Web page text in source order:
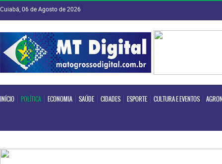
Cuiabá, 06 de Agosto de 2026
INÍCIO POLÍTICA ECONOMIA SAÚDE CIDADES ESPORTE CULTURA E EVENTOS
INÍCIO POLÍTICA ECONOMIA SAÚDE